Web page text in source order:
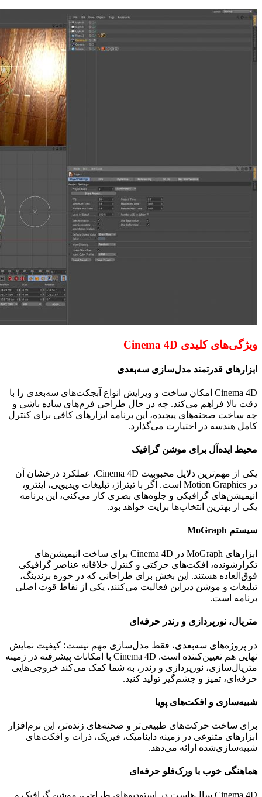
ویژگی‌های کلیدی Cinema 4D
ابزارهای قدرتمند مدل‌سازی سه‌بعدی
Cinema 4D امکان ساخت و ویرایش انواع آبجکت‌های سه‌بعدی را با
دقت بالا فراهم می‌کند. چه در حال طراحی فرم‌های ساده باشی و
چه ساخت صحنه‌های پیچیده، این برنامه ابزارهای کافی برای کنترل
کامل هندسه در اختیارت می‌گذارد.
محیط ایده‌آل برای موشن گرافیک
یکی از مهم‌ترین دلایل محبوبیت Cinema 4D، عملکرد درخشان آن
در Motion Graphics است. اگر با تیتراژ، تبلیغات ویدیویی، اینترو،
انیمیشن‌های گرافیکی و جلوه‌های بصری کار می‌کنی، این برنامه
یکی از بهترین انتخاب‌ها برایت خواهد بود.
سیستم MoGraph
ابزارهای MoGraph در Cinema 4D برای ساخت انیمیشن‌های
تکرارشونده، افکت‌های حرکتی و کنترل خلاقانه عناصر گرافیکی
فوق‌العاده هستند. این بخش برای طراحانی که در حوزه برندینگ،
تبلیغات و موشن دیزاین فعالیت می‌کنند، یکی از نقاط قوت اصلی
برنامه است.
متریال، نورپردازی و رندر حرفه‌ای
در پروژه‌های سه‌بعدی، فقط مدل‌سازی مهم نیست؛ کیفیت نمایش
نهایی هم تعیین‌کننده است. Cinema 4D با امکانات پیشرفته در زمینه
متریال‌سازی، نورپردازی و رندر، به شما کمک می‌کند خروجی‌هایی
حرفه‌ای، تمیز و چشم‌گیر تولید کنید.
شبیه‌سازی و افکت‌های پویا
برای ساخت حرکت‌های طبیعی‌تر و صحنه‌های زنده‌تر، این نرم‌افزار
ابزارهای متنوعی در زمینه داینامیک، فیزیک، ذرات و افکت‌های
شبیه‌سازی‌شده ارائه می‌دهد.
هماهنگی خوب با ورک‌فلو حرفه‌ای
Cinema 4D سال‌هاست در استودیوهای طراحی، موشن گرافیک و